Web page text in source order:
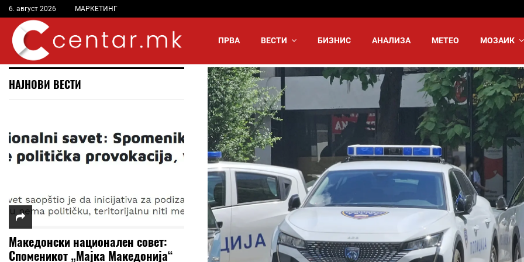
6. август 2026 МАРКЕТИНГ
ПРВА ВЕСТИ БИЗНИС АНАЛИЗА МЕТЕО МОЗАИК
НАЈНОВИ ВЕСТИ
Македонски национален совет:
Споменикот „Мајка Македонија“